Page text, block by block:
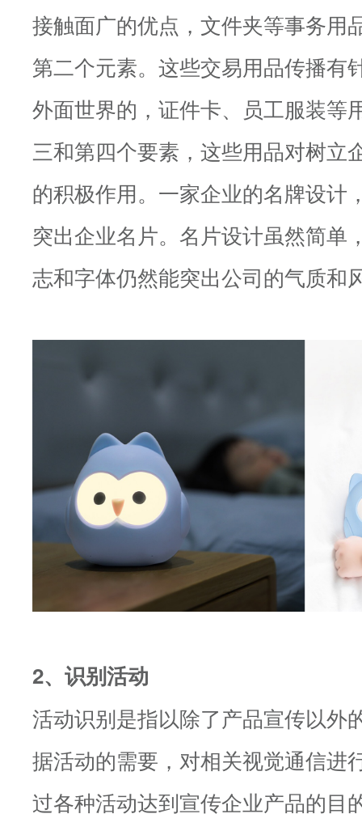
接触面广的优点，文件夹等事务用
第二个元素。这些交易用品传播有
外面世界的，证件卡、员工服装等
三和第四个要素，这些用品对树立
的积极作用。一家企业的名牌设计
突出企业名片。名片设计虽然简单
志和字体仍然能突出公司的气质和
2、识别活动
活动识别是指以除了产品宣传以外
据活动的需要，对相关视觉通信进
过各种活动达到宣传企业产品的目